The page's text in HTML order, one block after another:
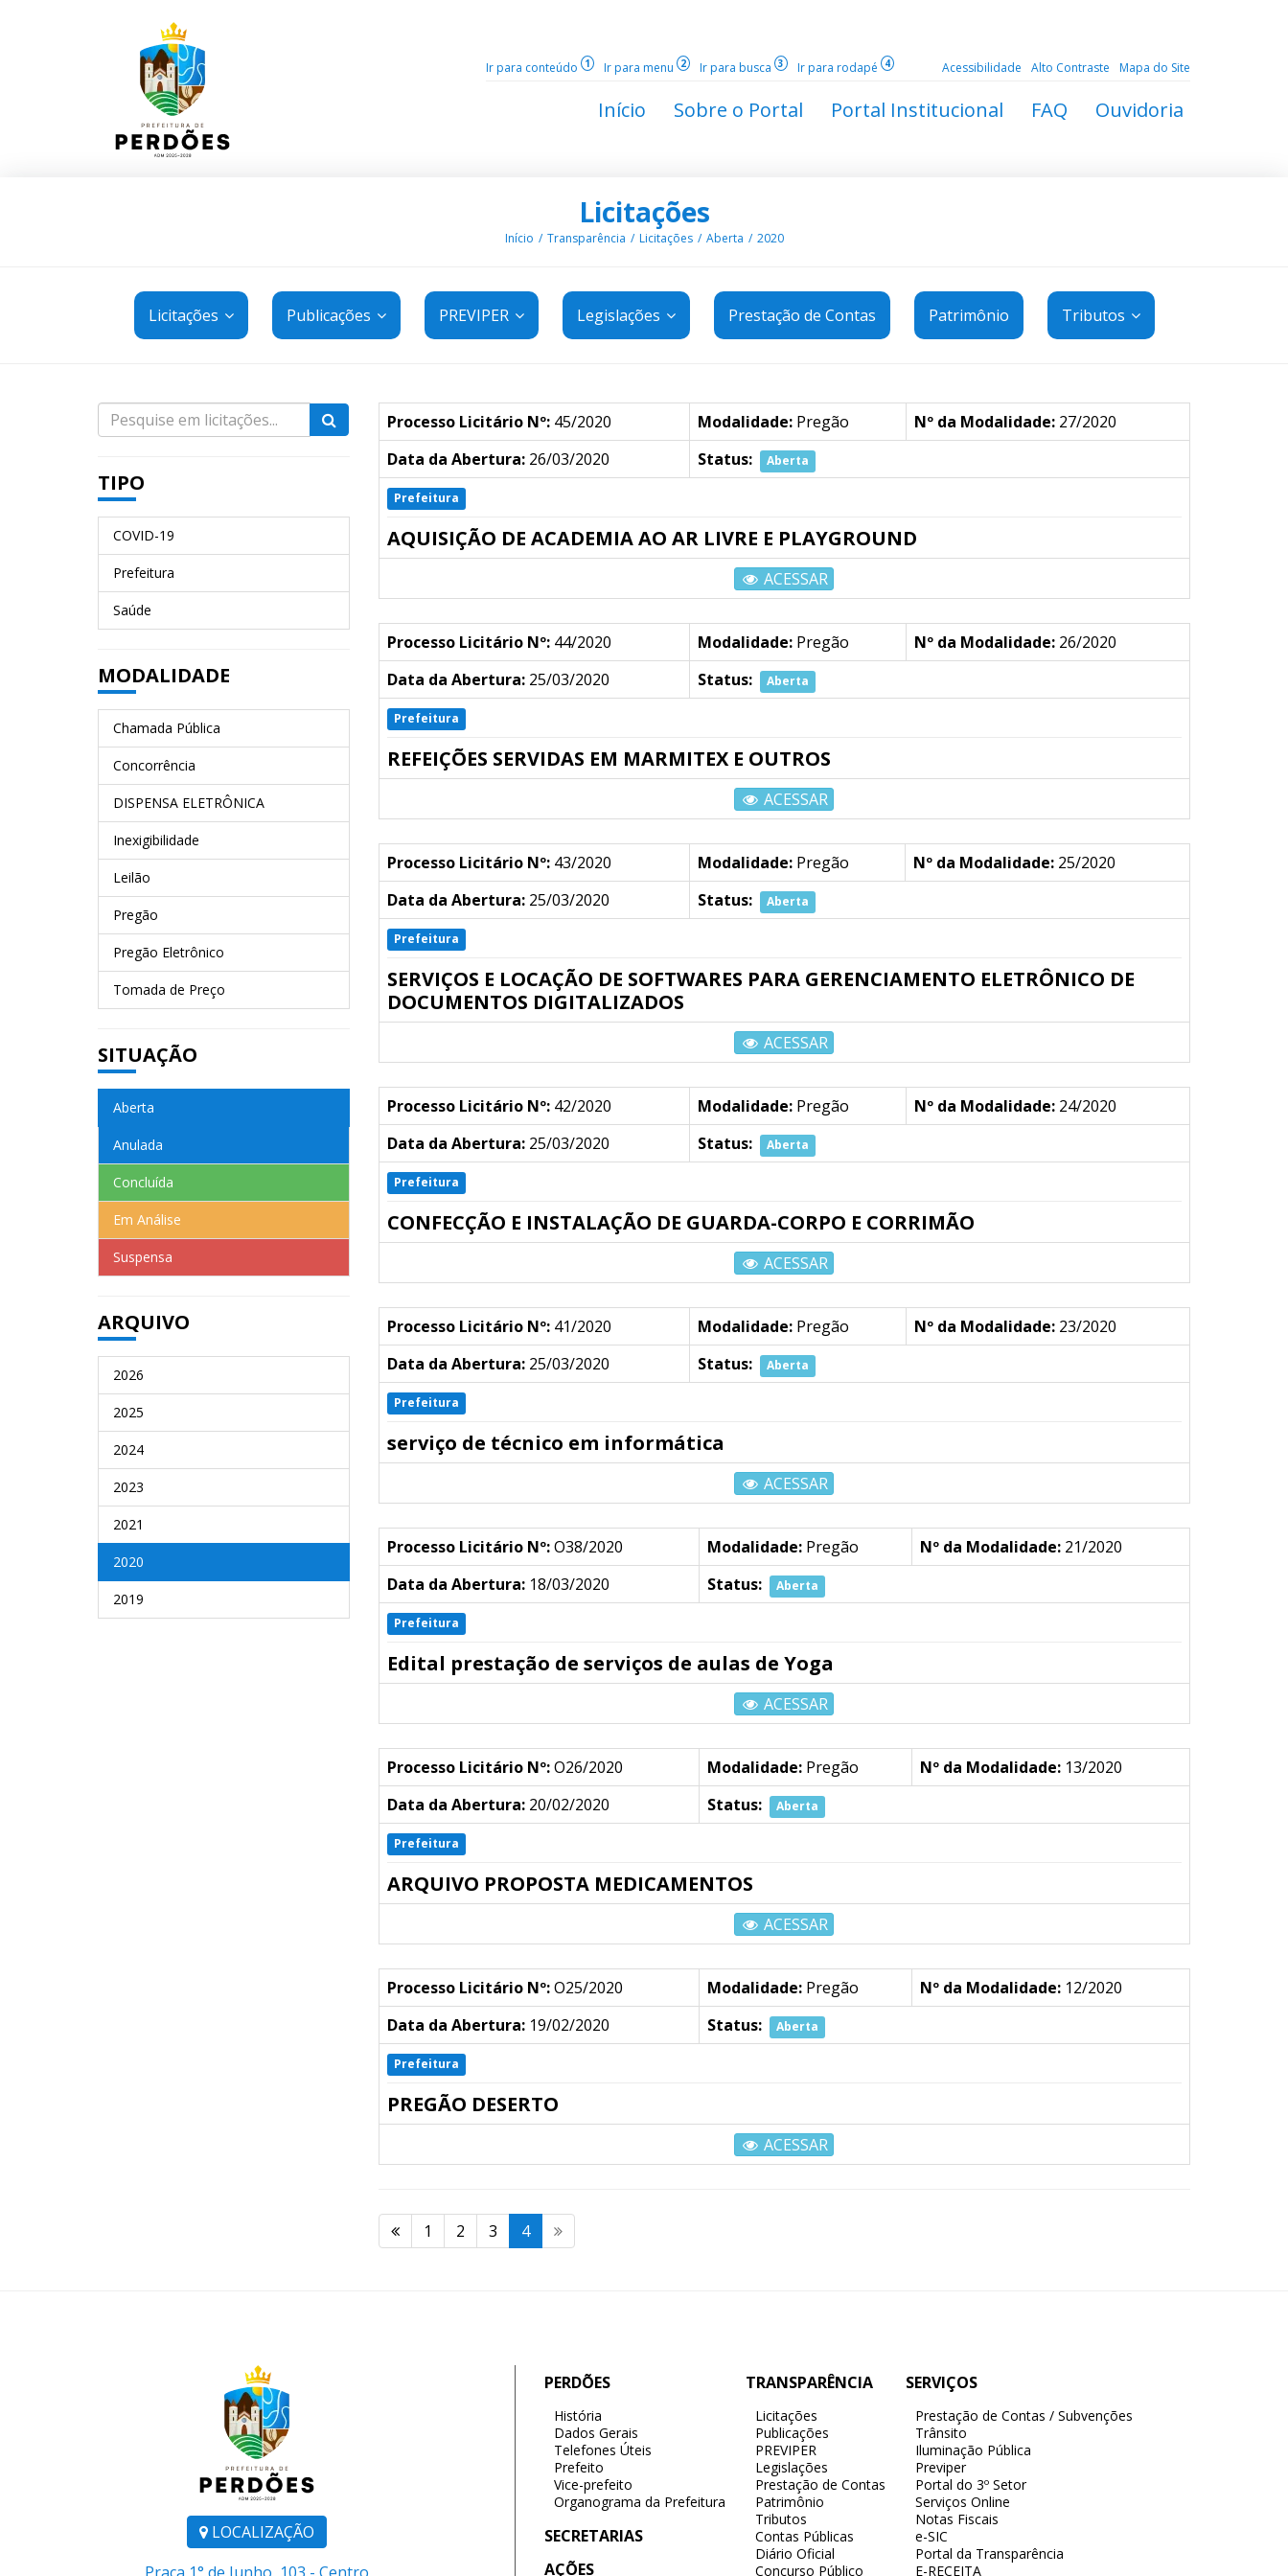
Ir para conteúdo 1 Ir para menu 2 Ir para busca 3 Ir para rodapé 4 Acessibilidade Alto Contraste Mapa do Site
Início Sobre o Portal Portal Institucional FAQ Ouvidoria
Licitações
Início Transparência Licitações Aberta 2020
Licitações Publicações PREVIPER Legislações Prestação de Contas Patrimônio Tributos
TIPO
COVID-19
Prefeitura
Saúde
MODALIDADE
Chamada Pública
Concorrência
DISPENSA ELETRÔNICA
Inexigibilidade
Leilão
Pregão
Pregão Eletrônico
Tomada de Preço
SITUAÇÃO
Aberta
Anulada
Concluída
Em Análise
Suspensa
ARQUIVO
2026
2025
2024
2023
2021
2020
2019
Processo Licitário Nº:45/2020 Modalidade:Pregão Nº da Modalidade:27/2020
Data da Abertura:26/03/2020 Status: Aberta
Prefeitura
AQUISIÇÃO DE ACADEMIA AO AR LIVRE E PLAYGROUND
ACESSAR
Processo Licitário Nº:44/2020 Modalidade:Pregão Nº da Modalidade:26/2020
Data da Abertura:25/03/2020 Status: Aberta
Prefeitura
REFEIÇÕES SERVIDAS EM MARMITEX E OUTROS
ACESSAR
Processo Licitário Nº:43/2020 Modalidade:Pregão Nº da Modalidade:25/2020
Data da Abertura:25/03/2020 Status: Aberta
Prefeitura
SERVIÇOS E LOCAÇÃO DE SOFTWARES PARA GERENCIAMENTO ELETRÔNICO DE
DOCUMENTOS DIGITALIZADOS
ACESSAR
Processo Licitário Nº:42/2020 Modalidade:Pregão Nº da Modalidade:24/2020
Data da Abertura:25/03/2020 Status: Aberta
Prefeitura
CONFECÇÃO E INSTALAÇÃO DE GUARDA-CORPO E CORRIMÃO
ACESSAR
Processo Licitário Nº:41/2020 Modalidade:Pregão Nº da Modalidade:23/2020
Data da Abertura:25/03/2020 Status: Aberta
Prefeitura
serviço de técnico em informática
ACESSAR
Processo Licitário Nº:O38/2020 Modalidade:Pregão Nº da Modalidade:21/2020
Data da Abertura:18/03/2020 Status: Aberta
Prefeitura
Edital prestação de serviços de aulas de Yoga
ACESSAR
Processo Licitário Nº:O26/2020 Modalidade:Pregão Nº da Modalidade:13/2020
Data da Abertura:20/02/2020 Status: Aberta
Prefeitura
ARQUIVO PROPOSTA MEDICAMENTOS
ACESSAR
Processo Licitário Nº:O25/2020 Modalidade:Pregão Nº da Modalidade:12/2020
Data da Abertura:19/02/2020 Status: Aberta
Prefeitura
PREGÃO DESERTO
ACESSAR
1 2 3 4
LOCALIZAÇÃO
PERDÕES
História
Dados Gerais
Telefones Úteis
Prefeito
Vice-prefeito
Organograma da Prefeitura
SECRETARIAS
AÇÕES
TRANSPARÊNCIA
Licitações
Publicações
PREVIPER
Legislações
Prestação de Contas
Patrimônio
Tributos
Contas Públicas
Diário Oficial
Concurso Público
SERVIÇOS
Prestação de Contas / Subvenções
Trânsito
Iluminação Pública
Previper
Portal do 3º Setor
Serviços Online
Notas Fiscais
e-SIC
Portal da Transparência
E-RECEITA